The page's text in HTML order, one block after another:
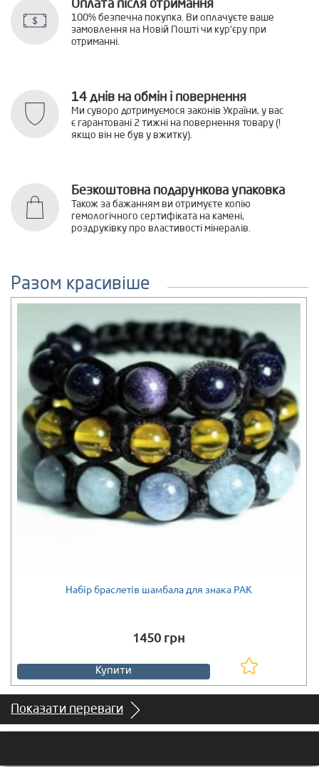
Оплата після отримання
100% безпечна покупка. Ви оплачуєте ваше
замовлення на Новій Пошті чи кур'єру при
отриманні.
14 днів на обмін і повернення
Ми суворо дотримуємося законів України, у вас
є гарантовані 2 тижні на повернення товару (!
якщо він не був у вжитку).
Безкоштовна подарункова упаковка
Також за бажанням ви отримуєте копію
гемологічного сертифіката на камені,
роздруківку про властивості мінералів.
Разом красивіше
Набір браслетів шамбала для знака РАК
1450 грн
Купити
Є в наявності
Показати переваги